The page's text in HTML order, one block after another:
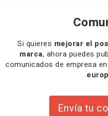
Si quieres mejorar el
marca, ahora puedes
comunicados de empresa
Envía tu